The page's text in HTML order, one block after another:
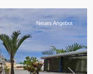
Neues Angebot